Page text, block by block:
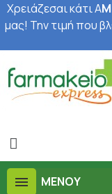
Χρειάζεσαι κάτι Α
μας! Την τιμή που
ΜΕΝΟΎ